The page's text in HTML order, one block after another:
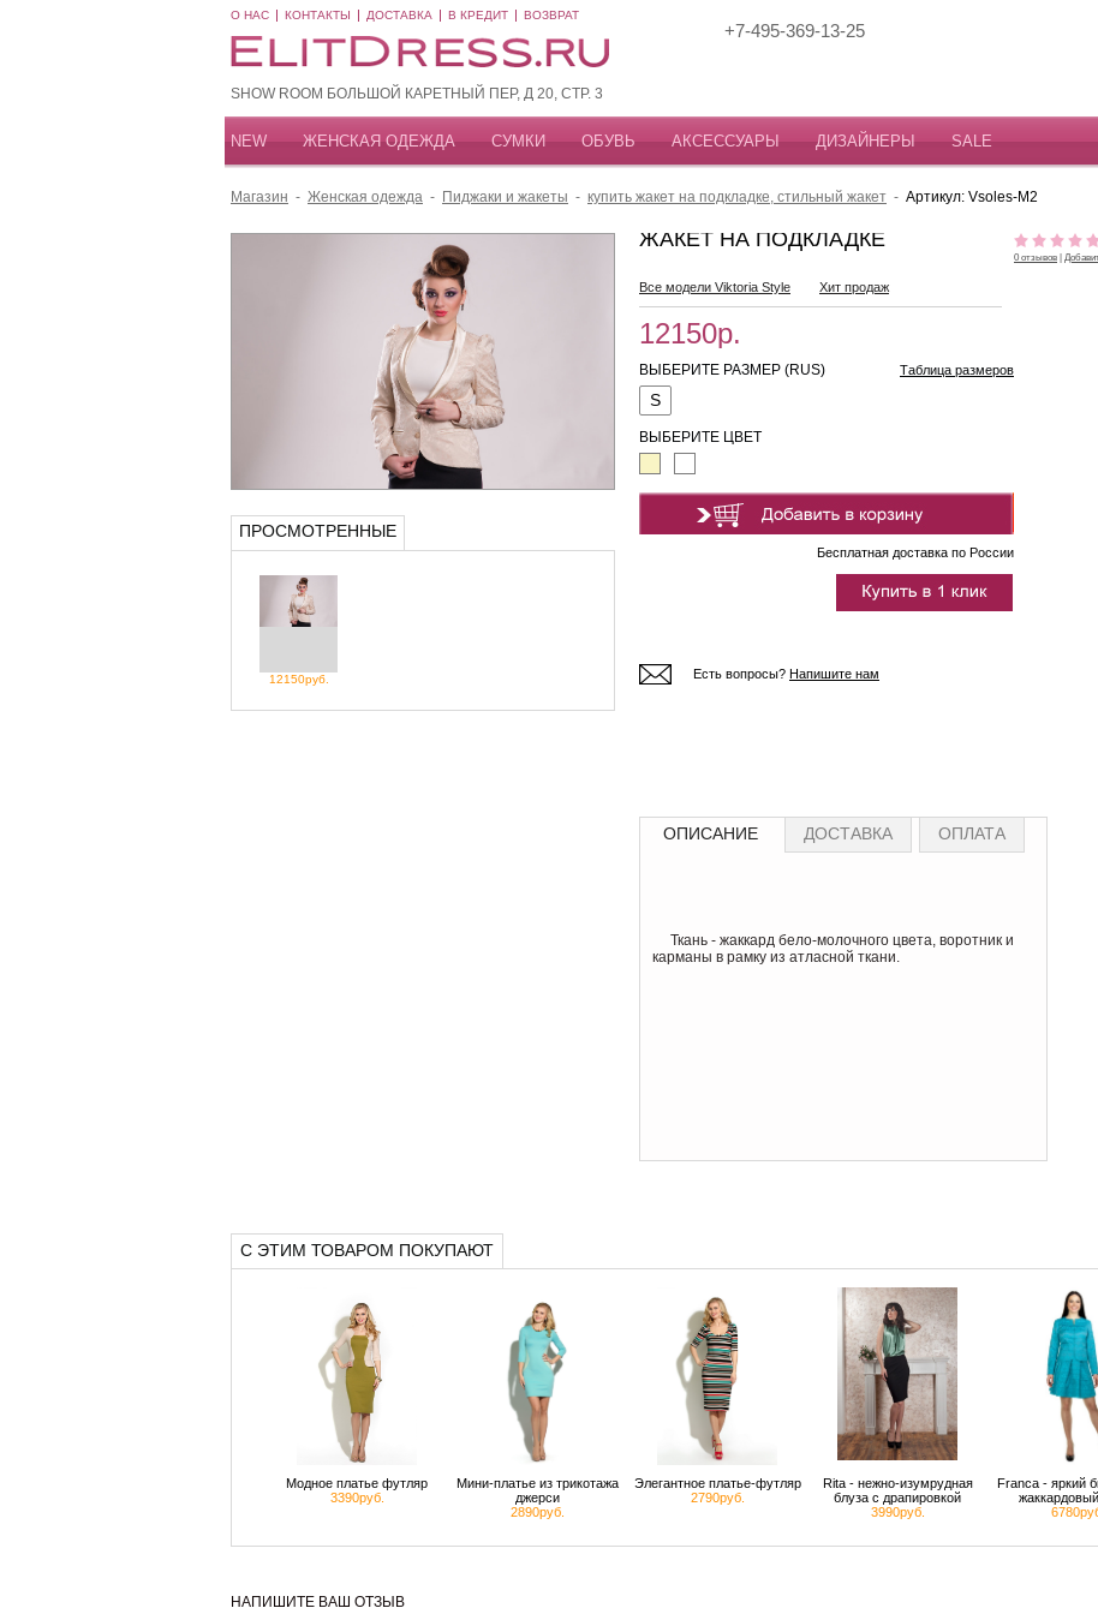
О НАС КОНТАКТЫ ДОСТАВКА В КРЕДИТ ВОЗВРАТ
SHOW ROOM БОЛЬШОЙ КАРЕТНЫЙ ПЕР, Д 20, СТР. 3
+7-495-369-13-25
NEW ЖЕНСКАЯ ОДЕЖДА СУМКИ ОБУВЬ АКСЕССУАРЫ ДИЗАЙНЕРЫ SALE
Магазин - Женская одежда - Пиджаки и жакеты - купить жакет на подкладке, стильный жакет - Артикул: Vsoles-M2
ПРОСМОТРЕННЫЕ
12150руб.
0 отзывов
ЖАКЕТ НА ПОДКЛАДКЕ
Все модели Viktoria Style Хит продаж
12150р.
ВЫБЕРИТЕ РАЗМЕР (RUS) Таблица размеров
S
ВЫБЕРИТЕ ЦВЕТ
Бесплатная доставка по России
Есть вопросы? Напишите нам
ОПИСАНИЕ ДОСТАВКА ОПЛАТА
Ткань - жаккард бело-молочного цвета, воротник и
карманы в рамку из атласной ткани.
С ЭТИМ ТОВАРОМ ПОКУПАЮТ
Модное платье футляр
3390руб.
Мини-платье из трикотажа
джерси
2890руб.
Элегантное платье-футляр
2790руб.
Rita - нежно-изумрудная
блуза с драпировкой
3990руб.
Franca - яркий
НАПИШИТЕ ВАШ ОТЗЫВ